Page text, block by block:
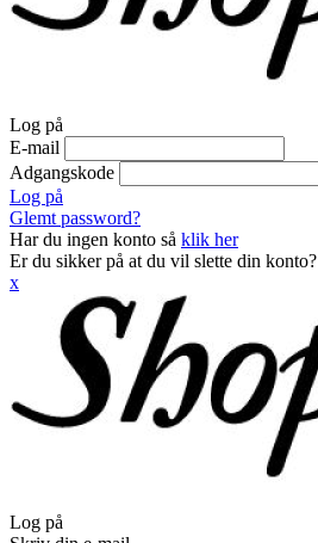
Log på
E-mail
Adgangskode
Log på
Glemt password?
Har du ingen konto så klik her
Er du sikker på at du vil slette din konto?
x
Log på